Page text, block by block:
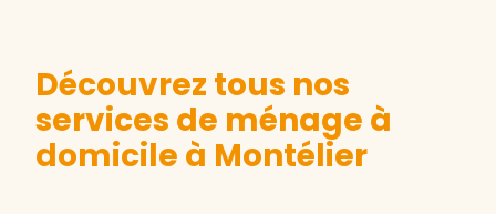
Découvrez tous nos
services de ménage à
domicile à Montélier